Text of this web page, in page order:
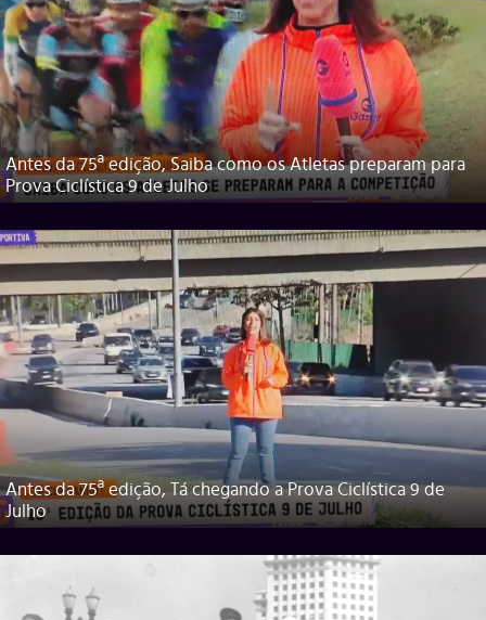
Antes da 75ª edição, Saiba como os Atletas preparam para
Prova Ciclística 9 de Julho
Antes da 75ª edição, Tá chegando a Prova Ciclística 9 de
Julho